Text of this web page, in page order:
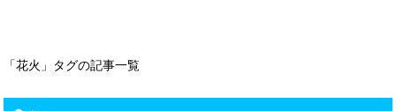
「花火」タグの記事一覧